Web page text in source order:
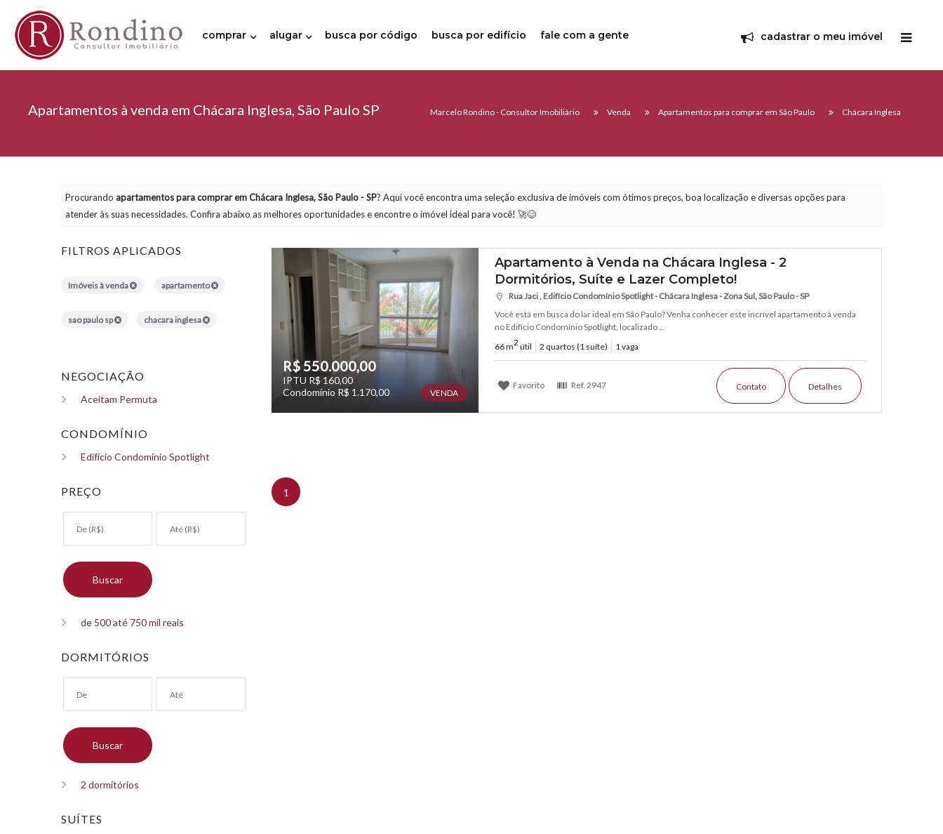
comprar alugar busca por código busca por edifício fale com a gente cadastrar o meu imóvel
Apartamentos à venda em Chácara Inglesa, São Paulo SP Marcelo Rondino - Consultor Imobiliário Venda Apartamentos para comprar em São Paulo Chácara Inglesa
Procurando apartamentospara comprar em Chácara Inglesa, São Paulo - SP? Aqui você encontra uma seleção exclusiva de imóveis com ótimos preços, boa localização e diversas opções para
atender às suas necessidades. Confira abaixo as melhores oportunidades e encontre o imóvel ideal para você! 🚀😊
FILTROS APLICADOS
Imóveis à venda apartamento
sao paulo sp chacara inglesa
NEGOCIAÇÃO
Aceitam Permuta
CONDOMÍNIO
Edifício Condomínio Spotlight
PREÇO
de 500 até 750 mil reais
DORMITÓRIOS
2 dormitórios
SUÍTES
R$ 550.000,00
IPTU R$ 160,00
Condomínio R$ 1.170,00
VENDA
Apartamento à Venda na Chácara Inglesa - 2
Dormitórios, Suíte e Lazer Completo!
Rua Jaci , Edifício Condomínio Spotlight - Chácara Inglesa - Zona Sul, São Paulo - SP
Você está em busca do lar ideal em São Paulo? Venha conhecer este incrível apartamento à venda
no Edifício Condomínio Spotlight, localizado ...
66 m2 útil 2 quartos (1 suíte) 1 vaga
Favorito Ref. 2947 Detalhes
Contato
1